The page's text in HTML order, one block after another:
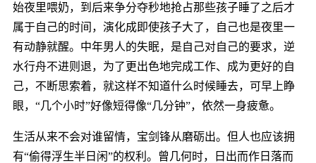
始夜里喂奶，到后来争分夺秒地抢占那些孩子睡了之后才
属于自己的时间，演化成即使孩子大了，自己也是夜里一
有动静就醒。中年男人的失眠，是自己对自己的要求，逆
水行舟不进则退，为了更出色地完成工作、成为更好的自
己，不断思索着，就这样不知道什么时候睡去，可早上睁
眼，“几个小时”好像短得像“几分钟”，依然一身疲惫。
生活从来不会对谁留情，宝剑锋从磨砺出。但人也应该拥
有“偷得浮生半日闲”的权利。曾几何时，日出而作日落而